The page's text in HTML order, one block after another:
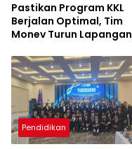
Pastikan Program KKL
Berjalan Optimal, Tim
Monev Turun Lapangan
Pendidikan